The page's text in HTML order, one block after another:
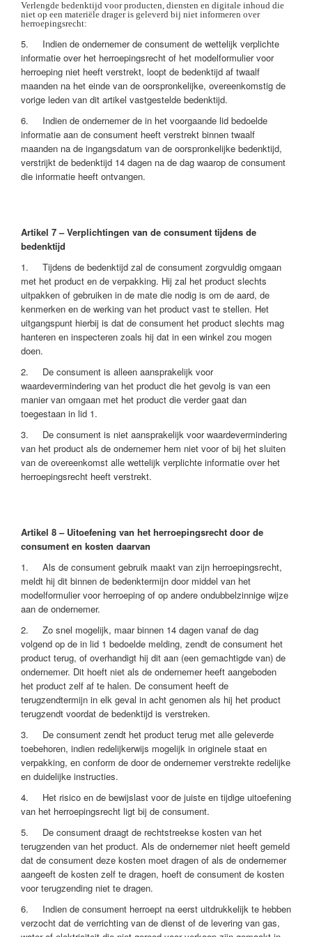
Verlengde bedenktijd voor producten, diensten en digitale inhoud die
niet op een materiële drager is geleverd bij niet informeren over
herroepingsrecht:
5. Indien de ondernemer de consument de wettelijk verplichte
informatie over het herroepingsrecht of het modelformulier voor
herroeping niet heeft verstrekt, loopt de bedenktijd af twaalf
maanden na het einde van de oorspronkelijke, overeenkomstig de
vorige leden van dit artikel vastgestelde bedenktijd.
6. Indien de ondernemer de in het voorgaande lid bedoelde
informatie aan de consument heeft verstrekt binnen twaalf
maanden na de ingangsdatum van de oorspronkelijke bedenktijd,
verstrijkt de bedenktijd 14 dagen na de dag waarop de consument
die informatie heeft ontvangen.
Artikel 7 – Verplichtingen van de consument tijdens de
bedenktijd
1. Tijdens de bedenktijd zal de consument zorgvuldig omgaan
met het product en de verpakking. Hij zal het product slechts
uitpakken of gebruiken in de mate die nodig is om de aard, de
kenmerken en de werking van het product vast te stellen. Het
uitgangspunt hierbij is dat de consument het product slechts mag
hanteren en inspecteren zoals hij dat in een winkel zou mogen
doen.
2. De consument is alleen aansprakelijk voor
waardevermindering van het product die het gevolg is van een
manier van omgaan met het product die verder gaat dan
toegestaan in lid 1.
3. De consument is niet aansprakelijk voor waardevermindering
van het product als de ondernemer hem niet voor of bij het sluiten
van de overeenkomst alle wettelijk verplichte informatie over het
herroepingsrecht heeft verstrekt.
Artikel 8 – Uitoefening van het herroepingsrecht door de
consument en kosten daarvan
1. Als de consument gebruik maakt van zijn herroepingsrecht,
meldt hij dit binnen de bedenktermijn door middel van het
modelformulier voor herroeping of op andere ondubbelzinnige wijze
aan de ondernemer.
2. Zo snel mogelijk, maar binnen 14 dagen vanaf de dag
volgend op de in lid 1 bedoelde melding, zendt de consument het
product terug, of overhandigt hij dit aan (een gemachtigde van) de
ondernemer. Dit hoeft niet als de ondernemer heeft aangeboden
het product zelf af te halen. De consument heeft de
terugzendtermijn in elk geval in acht genomen als hij het product
terugzendt voordat de bedenktijd is verstreken.
3. De consument zendt het product terug met alle geleverde
toebehoren, indien redelijkerwijs mogelijk in originele staat en
verpakking, en conform de door de ondernemer verstrekte redelijke
en duidelijke instructies.
4. Het risico en de bewijslast voor de juiste en tijdige uitoefening
van het herroepingsrecht ligt bij de consument.
5. De consument draagt de rechtstreekse kosten van het
terugzenden van het product. Als de ondernemer niet heeft gemeld
dat de consument deze kosten moet dragen of als de ondernemer
aangeeft de kosten zelf te dragen, hoeft de consument de kosten
voor terugzending niet te dragen.
6. Indien de consument herroept na eerst uitdrukkelijk te hebben
verzocht dat de verrichting van de dienst of de levering van gas,